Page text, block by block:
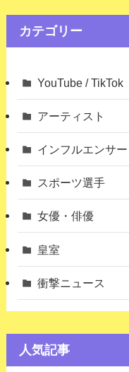
カテゴリー
YouTube / TikTok
アーティスト
インフルエンサー
スポーツ選手
女優・俳優
皇室
衝撃ニュース
人気記事